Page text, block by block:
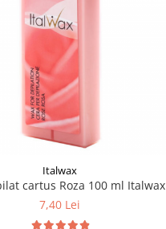
Italwax
cartus Roza 100 ml Italwax
7,40 Lei